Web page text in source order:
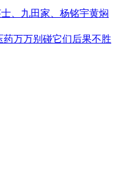
、九田家、杨铭宇黄焖
药万万别碰它们后果不胜